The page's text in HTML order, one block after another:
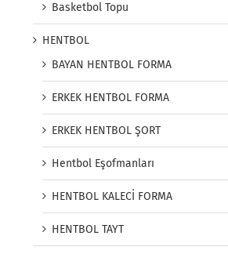
Basketbol Topu
HENTBOL
BAYAN HENTBOL FORMA
ERKEK HENTBOL FORMA
ERKEK HENTBOL ŞORT
Hentbol Eşofmanları
HENTBOL KALECİ FORMA
HENTBOL TAYT